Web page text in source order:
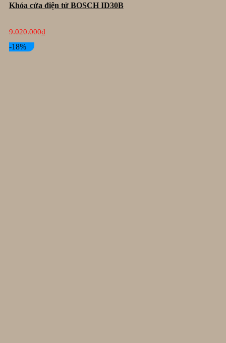
Khóa cửa điện tử BOSCH ID30B
9.020.000₫
-18%